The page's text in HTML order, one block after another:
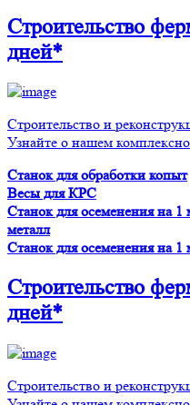
Строительство
дней*
Строительство и
Узнайте о нашем
Станок для обработки копыт
Весы для КРС
Станок для осеменения на
металл
Станок для осеменения на 1
Строительство
дней*
Строительство и